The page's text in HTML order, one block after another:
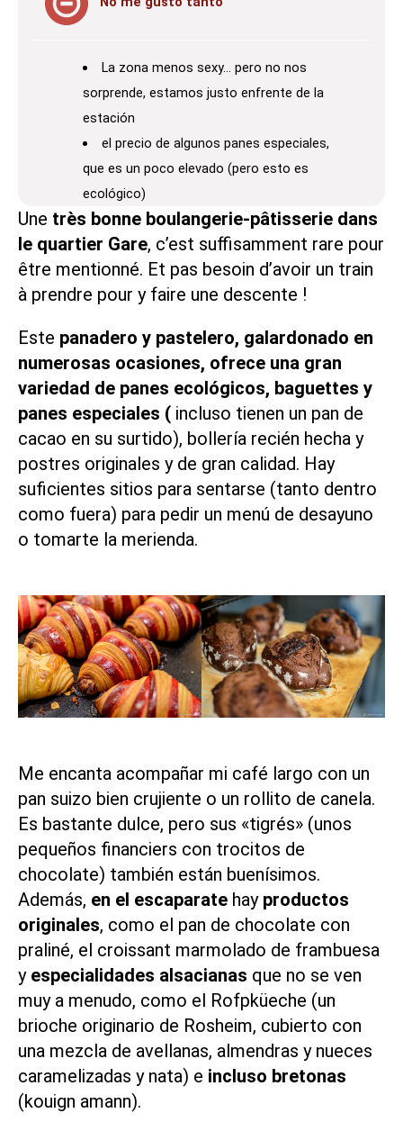
La zona menos sexy… pero no nos
sorprende, estamos justo enfrente de la
estación
el precio de algunos panes especiales,
que es un poco elevado (pero esto es
ecológico)
Une très bonne boulangerie-pâtisserie dans
le quartier Gare, c’est suffisamment rare pour
être mentionné. Et pas besoin d’avoir un train
à prendre pour y faire une descente !
Este panadero y pastelero, galardonado en
numerosas ocasiones, ofrece una gran
variedad de panes ecológicos, baguettes y
panes especiales ( incluso tienen un pan de
cacao en su surtido), bollería recién hecha y
postres originales y de gran calidad. Hay
suficientes sitios para sentarse (tanto dentro
como fuera) para pedir un menú de desayuno
o tomarte la merienda.
Me encanta acompañar mi café largo con un
pan suizo bien crujiente o un rollito de canela.
Es bastante dulce, pero sus «tigrés» (unos
pequeños financiers con trocitos de
chocolate) también están buenísimos.
Además, en el escaparate hay productos
originales, como el pan de chocolate con
praliné, el croissant marmolado de frambuesa
y especialidades alsacianas que no se ven
muy a menudo, como el Rofpküeche (un
brioche originario de Rosheim, cubierto con
una mezcla de avellanas, almendras y nueces
caramelizadas y nata) e incluso bretonas
(kouign amann).